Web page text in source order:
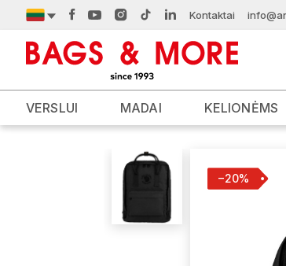
Kontaktai
VERSLUI MADAI KELIONĖMS
−20%